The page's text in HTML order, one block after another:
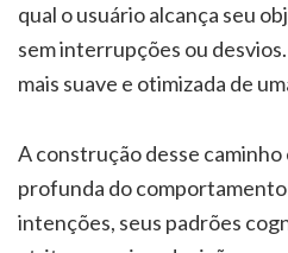
qual o usuário alcança seu
sem interrupções ou
mais suave e otimizada de
A construção desse
profunda do comportamento
intenções, seus padrões